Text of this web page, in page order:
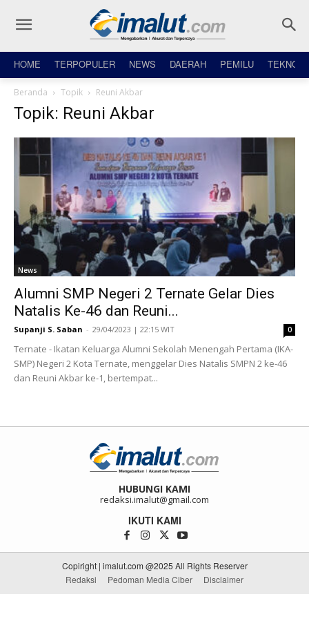
HOME TERPOPULER NEWS DAERAH PEMILU TEKNO
Beranda Topik Reuni Akbar
Topik: Reuni Akbar
News
Alumni SMP Negeri 2 Ternate Gelar Dies
Natalis Ke-46 dan Reuni...
Supanji S. Saban - 29/04/2023 | 22:15 WIT 0
Ternate - Ikatan Keluarga Alumni Sekolah Menengah Pertama (IKA-
SMP) Negeri 2 Kota Ternate, menggelar Dies Natalis SMPN 2 ke-46
dan Reuni Akbar ke-1, bertempat...
HUBUNGI KAMI
redaksi.imalut@gmail.com
IKUTI KAMI
Copiright | imalut.com @2025 All Rights Reserver
Redaksi
Pedoman Media Ciber Disclaimer